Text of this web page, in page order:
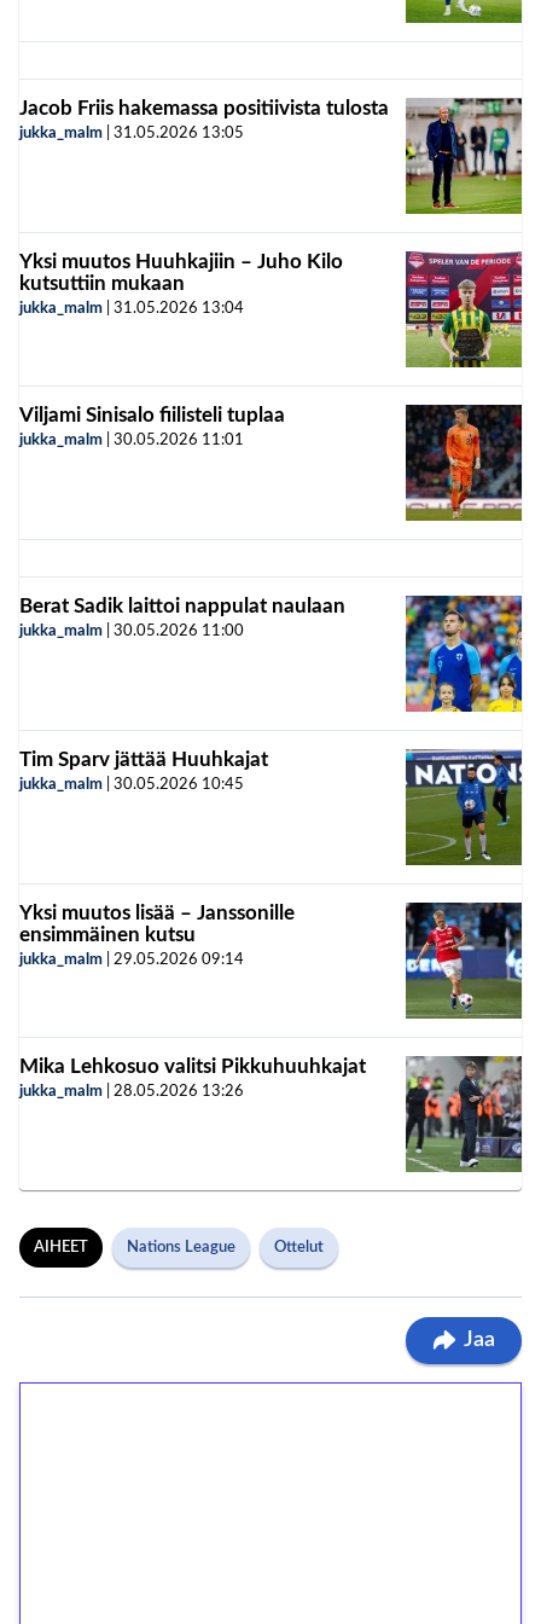
Jacob Friis hakemassa positiivista tulosta
jukka_malm 31.05.2026 13:05
Yksi muutos Huuhkajiin – Juho Kilo
kutsuttiin mukaan
jukka_malm 31.05.2026 13:04
Viljami Sinisalo fiilisteli tuplaa
jukka_malm 30.05.2026 11:01
Berat Sadik laittoi nappulat naulaan
jukka_malm 30.05.2026 11:00
Tim Sparv jättää Huuhkajat
jukka_malm 30.05.2026 10:45
Yksi muutos lisää – Janssonille
ensimmäinen kutsu
jukka_malm 29.05.2026 09:14
Mika Lehkosuo valitsi Pikkuhuuhkajat
jukka_malm 28.05.2026 13:26
AIHEET Nations League Ottelut
Jaa